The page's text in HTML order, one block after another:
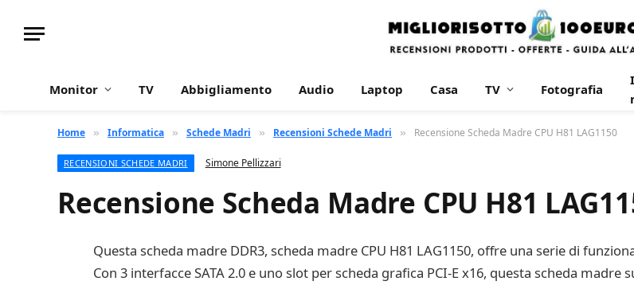
Monitor TV Abbigliamento Audio Laptop Casa TV Fotografia
Home » Informatica » Schede Madri » Recensioni Schede Madri » Recensione Scheda Madre CPU H81 LAG1150
RECENSIONI SCHEDE MADRI Simone Pellizzari
Recensione Scheda Madre CPU H81
Questa scheda madre DDR3, scheda madre CPU H81 LAG1150, offre una serie di
Con 3 interfacce SATA 2.0 e uno slot per scheda grafica PCI-E x16, questa scheda